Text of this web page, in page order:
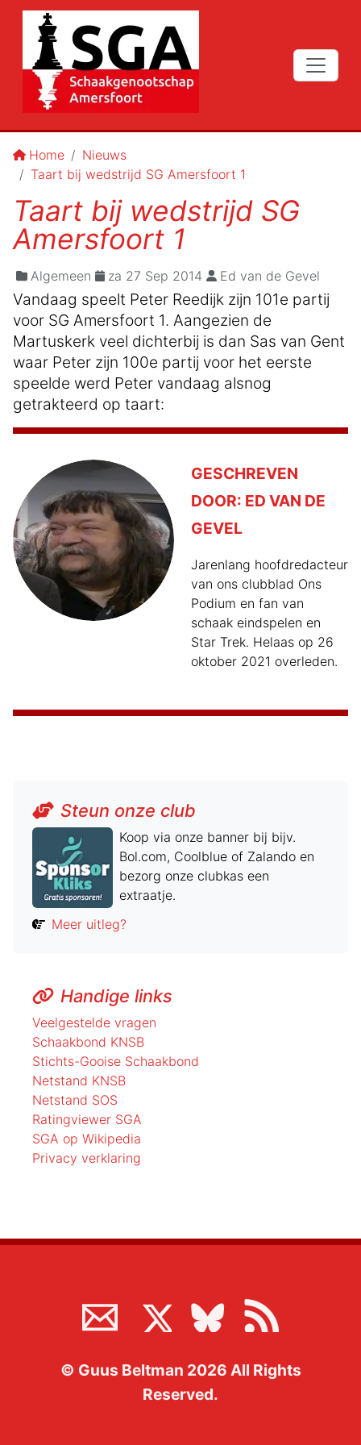
Home
Nieuws
Taart bij wedstrijd SG Amersfoort 1
Taart bij wedstrijd SG
Amersfoort 1
Algemeen za 27 Sep 2014 Ed van de Gevel
Vandaag speelt Peter Reedijk zijn 101e partij
voor SG Amersfoort 1. Aangezien de
Martuskerk veel dichterbij is dan Sas van Gent
waar Peter zijn 100e partij voor het eerste
speelde werd Peter vandaag alsnog
getrakteerd op taart:
GESCHREVEN
DOOR: ED VAN DE
GEVEL
Jarenlang hoofdredacteur
van ons clubblad Ons
Podium en fan van
schaak eindspelen en
Star Trek. Helaas op 26
oktober 2021 overleden.
Steun onze club
Koop via onze banner bij bijv.
Bol.com, Coolblue of Zalando en
bezorg onze clubkas een
extraatje.
Meer uitleg?
Handige links
Veelgestelde vragen
Schaakbond KNSB
Stichts-Gooise Schaakbond
Netstand KNSB
Netstand SOS
Ratingviewer SGA
SGA op Wikipedia
Privacy verklaring
© Guus Beltman 2026 All Rights
Reserved.